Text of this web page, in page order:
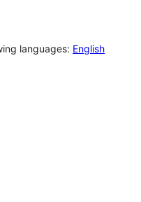
languages: English